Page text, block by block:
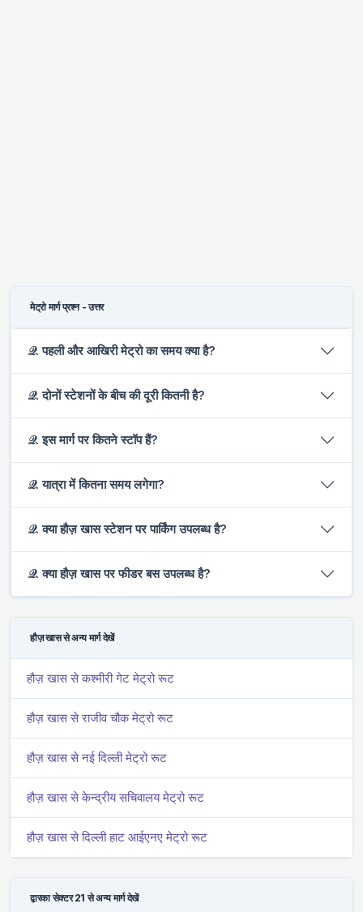
मेट्रो मार्ग प्रश्न - उत्तर
𝒬. पहली और आखिरी मेट्रो का समय क्या है?
𝒬. दोनों स्टेशनों के बीच की दूरी कितनी है?
𝒬. इस मार्ग पर कितने स्टॉप हैं?
𝒬. यात्रा में कितना समय लगेगा?
𝒬. क्या हौज़ खास स्टेशन पर पार्किंग उपलब्ध है?
𝒬. क्या हौज़ खास पर फीडर बस उपलब्ध है?
हौज़ खास से अन्य मार्ग देखें
हौज़ खास से कश्मीरी गेट मेट्रो रूट
हौज़ खास से राजीव चौक मेट्रो रूट
हौज़ खास से नई दिल्ली मेट्रो रूट
हौज़ खास से केन्द्रीय सचिवालय मेट्रो रूट
हौज़ खास से दिल्ली हाट आईएनए मेट्रो रूट
द्वारका सेक्टर 21 से अन्य मार्ग देखें